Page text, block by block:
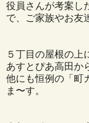
役員さんが考案し
で、ご家族やお友
５丁目の屋根の上
あすとぴあ高田か
他にも恒例の「町
ま〜す。